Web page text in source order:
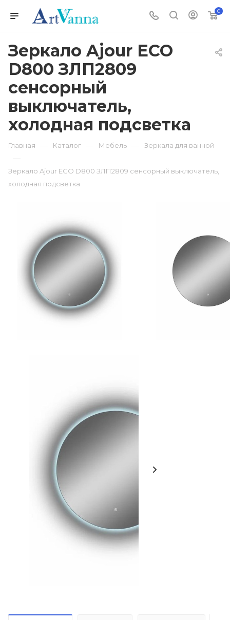
0
Зеркало Ajour ECO
D800 ЗЛП2809
сенсорный
выключатель,
холодная подсветка
Главная — Каталог — Мебель — Зеркала для ванной
—
Зеркало Ajour ECO D800 ЗЛП2809 сенсорный выключатель,
холодная подсветка